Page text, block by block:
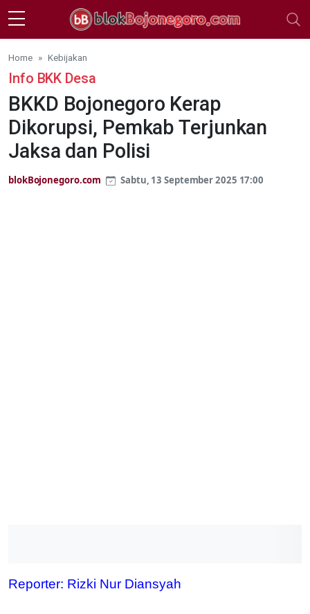
Skip to main content
Home Kebijakan
Info BKK Desa
BKKD Bojonegoro Kerap
Dikorupsi, Pemkab Terjunkan
Jaksa dan Polisi
blokBojonegoro.com Sabtu, 13 September 2025 17:00
Reporter: Rizki Nur Diansyah